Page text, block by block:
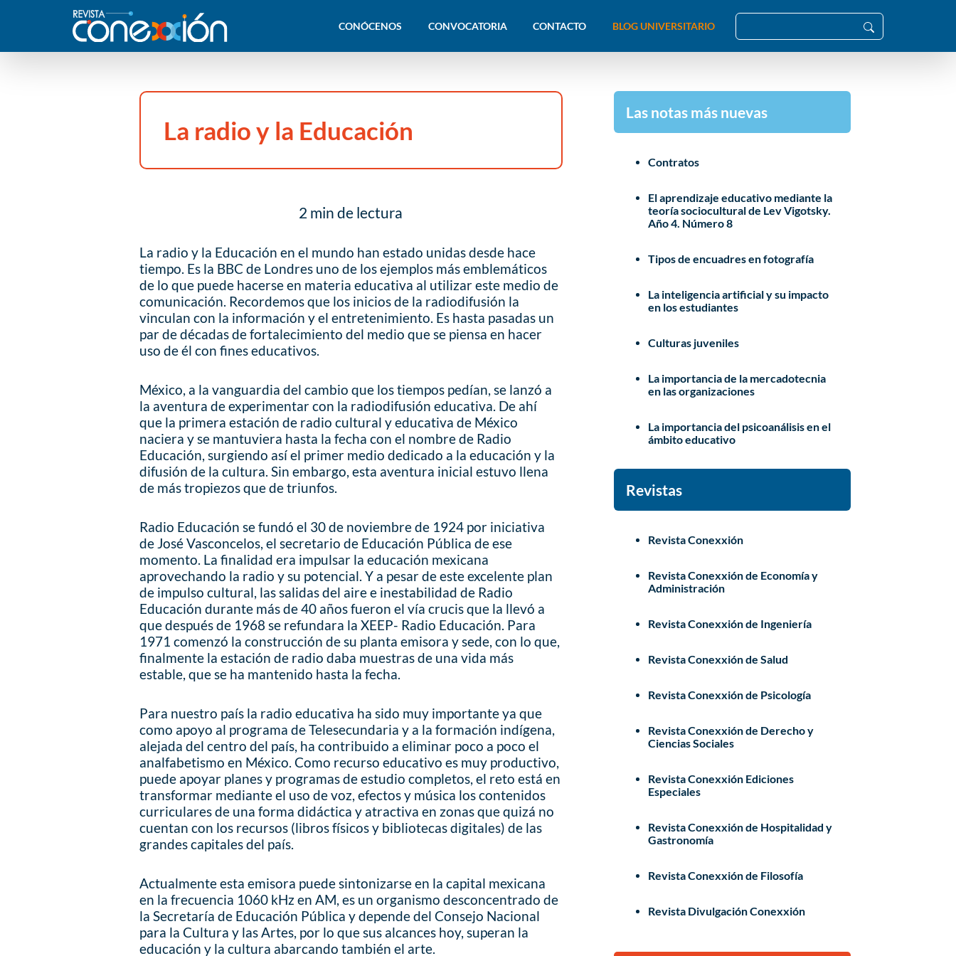
CONÓCENOS CONVOCATORIA CONTACTO BLOG UNIVERSITARIO
La radio y la Educación
2 min de lectura
La radio y la Educación en el mundo han estado unidas desde hace
tiempo. Es la BBC de Londres uno de los ejemplos más emblemáticos
de lo que puede hacerse en materia educativa al utilizar este medio de
comunicación. Recordemos que los inicios de la radiodifusión la
vinculan con la información y el entretenimiento. Es hasta pasadas un
par de décadas de fortalecimiento del medio que se piensa en hacer
uso de él con fines educativos.
México, a la vanguardia del cambio que los tiempos pedían, se lanzó a
la aventura de experimentar con la radiodifusión educativa. De ahí
que la primera estación de radio cultural y educativa de México
naciera y se mantuviera hasta la fecha con el nombre de Radio
Educación, surgiendo así el primer medio dedicado a la educación y la
difusión de la cultura. Sin embargo, esta aventura inicial estuvo llena
de más tropiezos que de triunfos.
Radio Educación se fundó el 30 de noviembre de 1924 por iniciativa
de José Vasconcelos, el secretario de Educación Pública de ese
momento. La finalidad era impulsar la educación mexicana
aprovechando la radio y su potencial. Y a pesar de este excelente plan
de impulso cultural, las salidas del aire e inestabilidad de Radio
Educación durante más de 40 años fueron el vía crucis que la llevó a
que después de 1968 se refundara la XEEP- Radio Educación. Para
1971 comenzó la construcción de su planta emisora y sede, con lo que,
finalmente la estación de radio daba muestras de una vida más
estable, que se ha mantenido hasta la fecha.
Para nuestro país la radio educativa ha sido muy importante ya que
como apoyo al programa de Telesecundaria y a la formación indígena,
alejada del centro del país, ha contribuido a eliminar poco a poco el
analfabetismo en México. Como recurso educativo es muy productivo,
puede apoyar planes y programas de estudio completos, el reto está en
transformar mediante el uso de voz, efectos y música los contenidos
curriculares de una forma didáctica y atractiva en zonas que quizá no
cuentan con los recursos (libros físicos y bibliotecas digitales) de las
grandes capitales del país.
Actualmente esta emisora puede sintonizarse en la capital mexicana
en la frecuencia 1060 kHz en AM, es un organismo desconcentrado de
la Secretaría de Educación Pública y depende del Consejo Nacional
para la Cultura y las Artes, por lo que sus alcances hoy, superan la
educación y la cultura abarcando también el arte.
Las notas más nuevas
Contratos
El aprendizaje educativo mediante la
teoría sociocultural de Lev Vigotsky.
Año 4. Número 8
Tipos de encuadres en fotografía
La inteligencia artificial y su impacto
en los estudiantes
Culturas juveniles
La importancia de la mercadotecnia
en las organizaciones
La importancia del psicoanálisis en el
ámbito educativo
Revistas
Revista Conexxión
Revista Conexxión de Economía y
Administración
Revista Conexxión de Ingeniería
Revista Conexxión de Salud
Revista Conexxión de Psicología
Revista Conexxión de Derecho y
Ciencias Sociales
Revista Conexxión Ediciones
Especiales
Revista Conexxión de Hospitalidad y
Gastronomía
Revista Conexxión de Filosofía
Revista Divulgación Conexxión